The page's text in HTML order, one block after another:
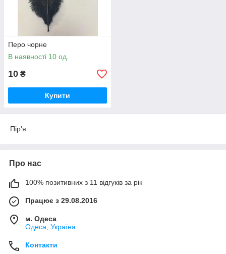
Перо чорне
В наявності 10 од.
10 ₴
Купити
Пір'я
Про нас
100% позитивних з 11 відгуків за рік
Працює з 29.08.2016
м. Одеса
Одеса, Україна
Контакти